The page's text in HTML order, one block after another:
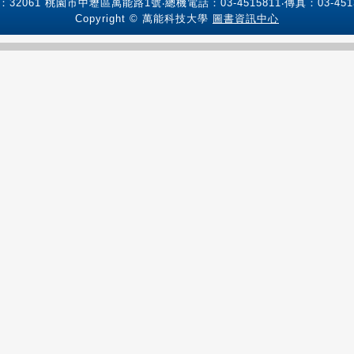
32061 桃園市中壢區萬能路1號‧總機電話：03-4515811‧傳真：03-
Copyright © 萬能科技大學 圖書資訊中心